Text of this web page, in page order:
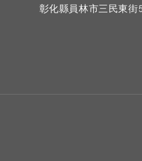
彰化縣員林市三民東街